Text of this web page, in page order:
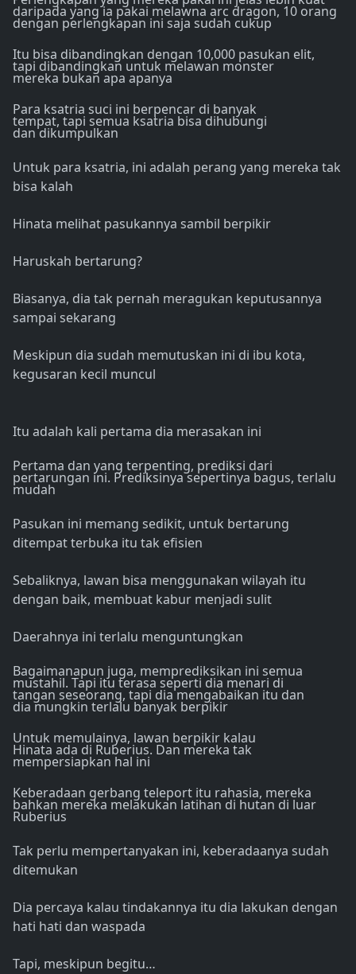
daripada yang ia pakai melawna arc dragon, 10 orang
dengan perlengkapan ini saja sudah cukup
Itu bisa dibandingkan dengan 10,000 pasukan elit,
tapi dibandingkan untuk melawan monster
mereka bukan apa apanya
Para ksatria suci ini berpencar di banyak
tempat, tapi semua ksatria bisa dihubungi
dan dikumpulkan
Untuk para ksatria, ini adalah perang yang mereka tak
bisa kalah
Hinata melihat pasukannya sambil berpikir
Haruskah bertarung?
Biasanya, dia tak pernah meragukan keputusannya
sampai sekarang
Meskipun dia sudah memutuskan ini di ibu kota,
kegusaran kecil muncul
Itu adalah kali pertama dia merasakan ini
Pertama dan yang terpenting, prediksi dari
pertarungan ini. Prediksinya sepertinya bagus, terlalu
mudah
Pasukan ini memang sedikit, untuk bertarung
ditempat terbuka itu tak efisien
Sebaliknya, lawan bisa menggunakan wilayah itu
dengan baik, membuat kabur menjadi sulit
Daerahnya ini terlalu menguntungkan
Bagaimanapun juga, memprediksikan ini semua
mustahil. Tapi itu terasa seperti dia menari di
tangan seseorang, tapi dia mengabaikan itu dan
dia mungkin terlalu banyak berpikir
Untuk memulainya, lawan berpikir kalau
Hinata ada di Ruberius. Dan mereka tak
mempersiapkan hal ini
Keberadaan gerbang teleport itu rahasia, mereka
bahkan mereka melakukan latihan di hutan di luar
Ruberius
Tak perlu mempertanyakan ini, keberadaanya sudah
ditemukan
Dia percaya kalau tindakannya itu dia lakukan dengan
hati hati dan waspada
Tapi, meskipun begitu…